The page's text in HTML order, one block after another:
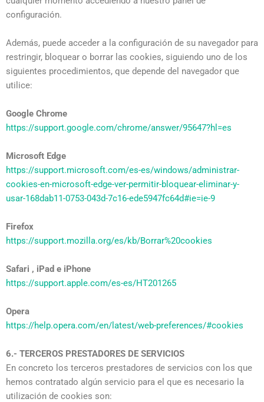
configuración.
Además, puede acceder a la configuración de su navegador para
restringir, bloquear o borrar las cookies, siguiendo uno de los
siguientes procedimientos, que depende del navegador que
utilice:
Google Chrome
https://support.google.com/chrome/answer/95647?hl=es
Microsoft Edge
https://support.microsoft.com/es-es/windows/administrar-
cookies-en-microsoft-edge-ver-permitir-bloquear-eliminar-y-
usar-168dab11-0753-043d-7c16-ede5947fc64d#ie=ie-9
Firefox
https://support.mozilla.org/es/kb/Borrar%20cookies
Safari , iPad e iPhone
https://support.apple.com/es-es/HT201265
Opera
https://help.opera.com/en/latest/web-preferences/#cookies
6.- TERCEROS PRESTADORES DE SERVICIOS
En concreto los terceros prestadores de servicios con los que
hemos contratado algún servicio para el que es necesario la
utilización de cookies son: